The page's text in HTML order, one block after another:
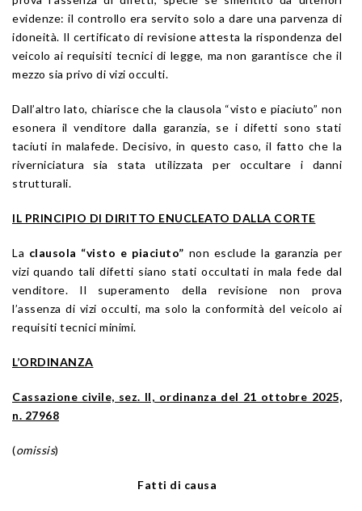
evidenze: il controllo era servito solo a dare una parvenza di
idoneità. Il certificato di revisione attesta la rispondenza del
veicolo ai requisiti tecnici di legge, ma non garantisce che il
mezzo sia privo di vizi occulti.
Dall’altro lato, chiarisce che la clausola “visto e piaciuto” non
esonera il venditore dalla garanzia, se i difetti sono stati
taciuti in malafede. Decisivo, in questo caso, il fatto che la
riverniciatura sia stata utilizzata per occultare i danni
strutturali.
IL PRINCIPIO DI DIRITTO ENUCLEATO DALLA CORTE
La clausola “visto e piaciuto” non esclude la garanzia per
vizi quando tali difetti siano stati occultati in mala fede dal
venditore. Il superamento della revisione non prova
l’assenza di vizi occulti, ma solo la conformità del veicolo ai
requisiti tecnici minimi.
L’ORDINANZA
Cassazione civile, sez. II, ordinanza del 21 ottobre 2025,
n. 27968
(omissis)
Fatti di causa